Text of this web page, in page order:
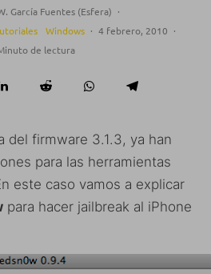
García Fuentes (Esfera) ·
Windows · 4 febrero, 2010 ·
de lectura
del firmware 3.1.3, ya han
para las herramientas
este caso vamos a explicar
para hacer jailbreak al iPhone